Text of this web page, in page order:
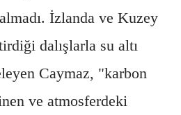
İzlanda ve Kuzey
dalışlarla su altı
Caymaz, "karbon
ve atmosferdeki